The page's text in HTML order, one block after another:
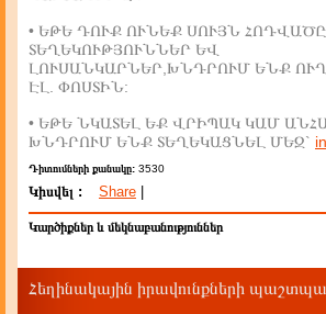
• ԵԹԵ ԴՈՒՔ ՈՒՆԵՔ ՍՈՒՅՆ
ՏԵՂԵԿՈՒԹՅՈՒՆՆԵՐ ԵՎ
ԼՈՒՍԱՆԿԱՐՆԵՐ,ԽՆԴՐՈՒՄ ԵՆՔ
ԷԼ. ՓՈՍՏԻՆ:
• ԵԹԵ ՆԿԱՏԵԼ ԵՔ ՎՐԻՊԱԿ ԿԱՄ
ԽՆԴՐՈՒՄ ԵՆՔ ՏԵՂԵԿԱՑՆԵԼ ՄԵԶ`
Դիտումների քանակը: 3530
Կիսվել : Share
Կարծիքներ և մեկնաբանություններ
Հեղինակային իրավունքների